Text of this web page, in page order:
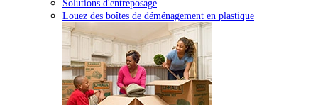
Solutions d'entreposage
Louez des boîtes de déménagement en plastique